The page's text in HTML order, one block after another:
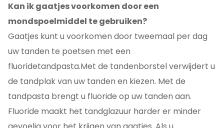
Kan ik gaatjes voorkomen door een
mondspoelmiddel te gebruiken?
Gaatjes kunt u voorkomen door tweemaal per dag
uw tanden te poetsen met een
fluoridetandpasta.Met de tandenborstel verwijdert u
de tandplak van uw tanden en kiezen. Met de
tandpasta brengt u fluoride op uw tanden aan.
Fluoride maakt het tandglazuur harder er minder